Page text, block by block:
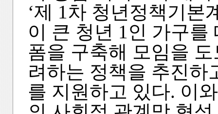
‘제 1차 청년정책기본
이 큰 청년 1인 가구
폼을 구축해 모임을
려하는 정책을 추진하
를 지원하고 있다. 이